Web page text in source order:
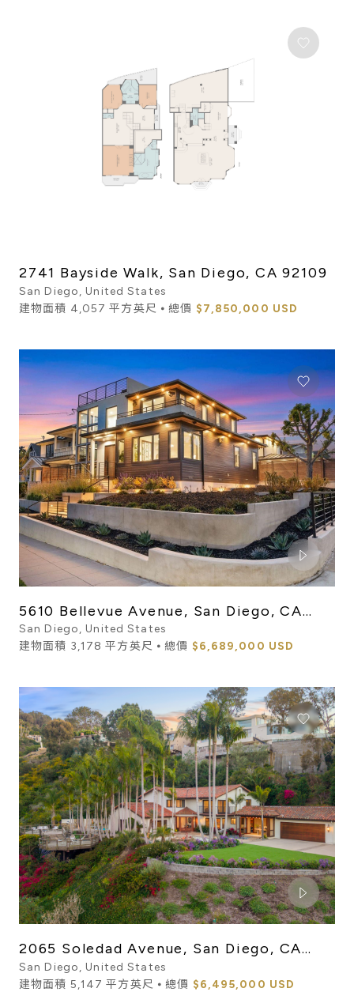
2741 Bayside Walk, San Diego, CA 92109
San Diego, United States
建物面積 4,057 平方英尺 ⦁ 總價 $7,850,000 USD
5610 Bellevue Avenue, San Diego, CA
92037
San Diego, United States
建物面積 3,178 平方英尺 ⦁ 總價 $6,689,000 USD
2065 Soledad Avenue, San Diego, CA
92037
San Diego, United States
建物面積 5,147 平方英尺 ⦁ 總價 $6,495,000 USD